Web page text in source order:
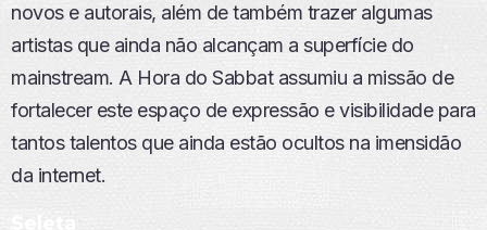
novos e autorais, além de também trazer algumas
artistas que ainda não alcançam a superfície do
mainstream. A Hora do Sabbat assumiu a missão de
fortalecer este espaço de expressão e visibilidade para
tantos talentos que ainda estão ocultos na imensidão
da internet.